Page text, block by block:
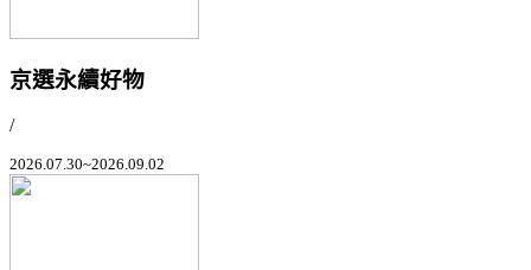
京選永續好物
/
2026.07.30~2026.09.02